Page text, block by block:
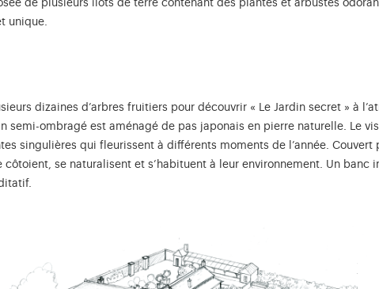
de plusieurs îlots de terre contenant des plantes et arbustes
unique.
dizaines d’arbres fruitiers pour découvrir « Le Jardin secret » à
semi-ombragé est aménagé de pas japonais en pierre naturelle. Le
singulières qui fleurissent à différents moments de l’année. Couvert
se naturalisent et s’habituent à leur environnement. Un banc